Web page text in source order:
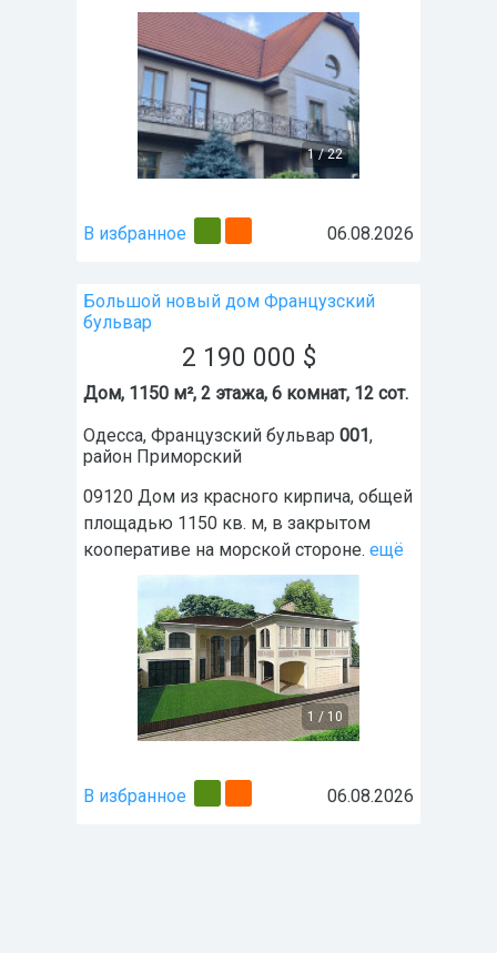
1/22
В избранное 06.08.2026
Большой новый дом Французский
бульвар
2 190 000 $
Дом, 1150 м², 2 этажа, 6 комнат, 12 сот.
Одесса, Французский бульвар 001,
район Приморский
09120 Дом из красного кирпича, общей
площадью 1150 кв. м, в закрытом
кооперативе на морской стороне. ещё
1 / 10
В избранное 06.08.2026